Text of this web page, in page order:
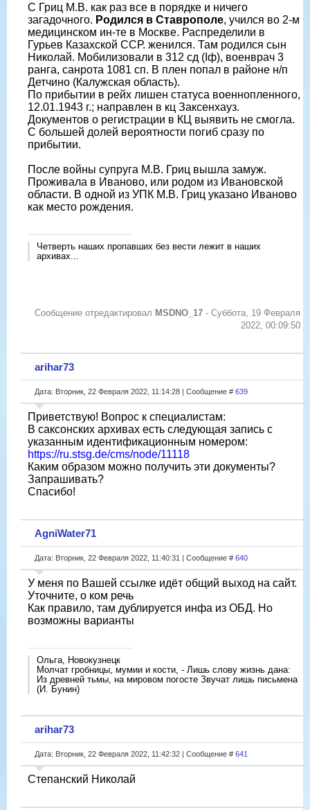
С Гриц М.В. как раз все в порядке и ничего
загадочного. Родился в Ставрополе, учился во 2-м
медицинском ин-те в Москве. Распределили в
Гурьев Казахской ССР. женился. Там родился сын
Николай. Мобилизовали в 312 сд (Iф), военврач 3
ранга, санрота 1081 сп. В плен попал в районе н/п
Детчино (Калужская область).
По прибытии в рейх лишен статуса военнопленного,
12.01.1943 г.; направлен в кц Заксенхауз.
Документов о регистрации в КЦ выявить не смогла.
С большей долей вероятности погиб сразу по
прибытии.
После войны супруга М.В. Гриц вышла замуж.
Проживала в Иваново, или родом из Ивановской
области. В одной из УПК М.В. Гриц указано Иваново
как место рождения.
Четверть наших пропавших без вести лежит в наших
архивах...
Сообщение отредактировал MSDNO_17 - Суббота, 19 Февраля
2022, 00:09:50
arihar73
Дата: Вторник, 22 Февраля 2022, 11:14:28 | Сообщение # 639
Приветствую! Вопрос к специалистам:
В саксонских архивах есть следующая запись с
указанным идентификационным номером:
https://ru.stsg.de/cms/node/11118
Каким образом можно получить эти документы?
Запрашивать?
Спасибо!
AgniWater71
Дата: Вторник, 22 Февраля 2022, 11:40:31 | Сообщение # 640
У меня по Вашей ссылке идёт общий выход на сайт.
Уточните, о ком речь
Как правило, там дублируется инфа из ОБД. Но
возможны варианты
Ольга, Новокузнецк
Молчат гробницы, мумии и кости, - Лишь слову жизнь дана:
Из древней тьмы, на мировом погосте Звучат лишь письмена
(И. Бунин)
arihar73
Дата: Вторник, 22 Февраля 2022, 11:42:32 | Сообщение # 641
Степанский Николай